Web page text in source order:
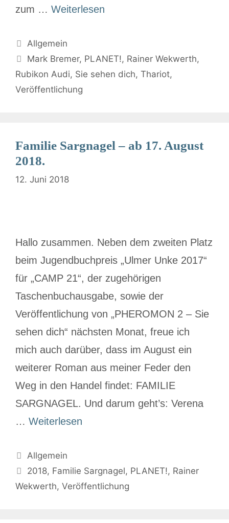
zum … Weiterlesen
Allgemein
Mark Bremer, PLANET!, Rainer Wekwerth,
Rubikon Audi, Sie sehen dich, Thariot,
Veröffentlichung
Familie Sargnagel – ab 17. August
2018.
12. Juni 2018
Hallo zusammen. Neben dem zweiten Platz
beim Jugendbuchpreis „Ulmer Unke 2017“
für „CAMP 21“, der zugehörigen
Taschenbuchausgabe, sowie der
Veröffentlichung von „PHEROMON 2 – Sie
sehen dich“ nächsten Monat, freue ich
mich auch darüber, dass im August ein
weiterer Roman aus meiner Feder den
Weg in den Handel findet: FAMILIE
SARGNAGEL. Und darum geht’s: Verena
… Weiterlesen
Allgemein
2018, Familie Sargnagel, PLANET!, Rainer
Wekwerth, Veröffentlichung